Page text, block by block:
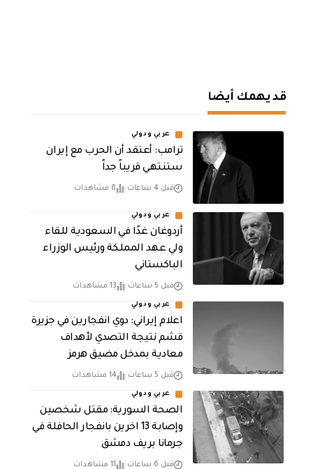
قد يهمك أيضا
عربي ودولي
‏ترامب: أعتقد أن الحرب مع إيران
ستنتهي قريباً جداً
قبل 4 ساعات 8 مشاهدات
عربي ودولي
أردوغان غدًا في السعودية للقاء
ولي عهد المملكة ورئيس الوزراء
الباكستاني
قبل 5 ساعات 13 مشاهدات
عربي ودولي
اعلام إيراني: دوي انفجارين في جزيرة
قشم نتيجة التصدي لأهداف
معادية بمدخل مضيق هرمز
قبل 5 ساعات 14 مشاهدات
عربي ودولي
الصحة السورية: مقتل شخصين
وإصابة 13 اخرين بانفجار الحافلة في
جرمانا بريف دمشق
قبل 6 ساعات 11 مشاهدات